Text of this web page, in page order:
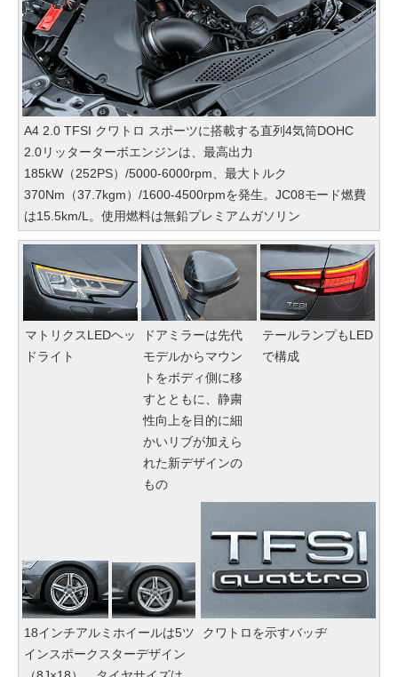
A4 2.0 TFSI クワトロ スポーツに搭載する直列4気筒DOHC
2.0リッターターボエンジンは、最高出力
185kW（252PS）/5000-6000rpm、最大トルク
370Nm（37.7kgm）/1600-4500rpmを発生。JC08モード燃費
は15.5km/L。使用燃料は無鉛プレミアムガソリン
マトリクスLEDヘッ
ドライト
ドアミラーは先代
モデルからマウン
トをボディ側に移
すとともに、静粛
性向上を目的に細
かいリブが加えら
れた新デザインの
もの
テールランプもLED
で構成
18インチアルミホイールは5ツ
インスポークスターデザイン
クワトロを示すバッヂ